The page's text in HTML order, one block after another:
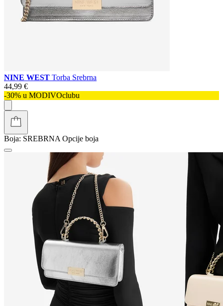
NINE WEST Torba Srebrna
44,99 €
-30% u MODIVOclubu
Boja: SREBRNA Opcije boja